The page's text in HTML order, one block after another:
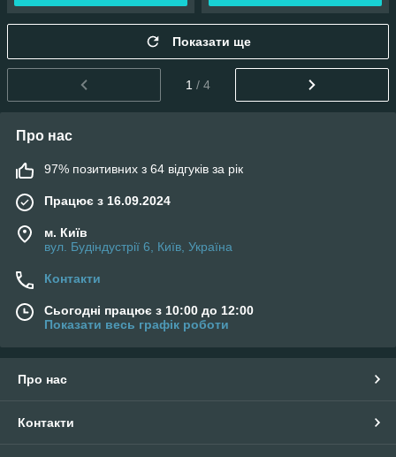
Показати ще
1 / 4
Про нас
97% позитивних з 64 відгуків за рік
Працює з 16.09.2024
м. Київ
вул. Будіндустрії 6, Київ, Україна
Контакти
Сьогодні працює з 10:00 до 12:00
Показати весь графік роботи
Про нас
Контакти